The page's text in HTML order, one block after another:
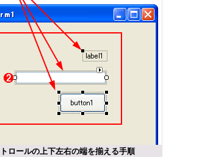
ロールの上下左右の端を揃える手順